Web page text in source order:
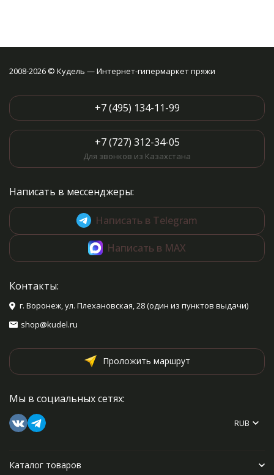
2008-2026 © Кудель — Интернет-гипермаркет пряжи
+7 (495) 134-11-99
+7 (727) 312-34-05
Для звонков из Казахстана
Написать в мессенджеры:
Написать в Telegram
Написать в MAX
Контакты:
г. Воронеж, ул. Плехановская, 28 (один из пунктов выдачи)
shop@kudel.ru
Проложить маршрут
Мы в социальных сетях:
RUB
Каталог товаров